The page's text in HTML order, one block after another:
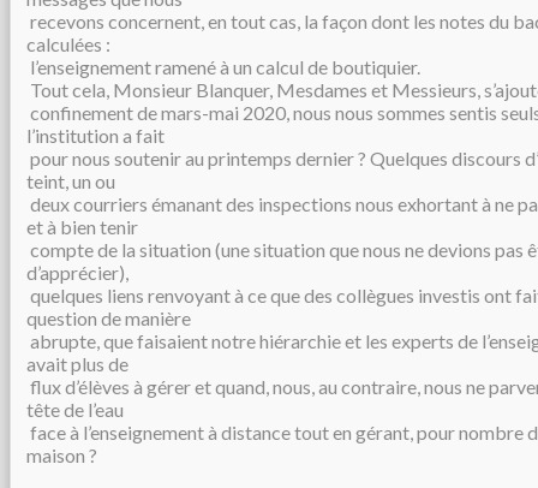
recevons concernent, en tout cas, la façon dont les notes du
calculées :
l’enseignement ramené à un calcul de boutiquier.
Tout cela, Monsieur Blanquer, Mesdames et Messieurs,
confinement de mars-mai 2020, nous nous sommes sentis
l’institution a fait
pour nous soutenir au printemps dernier ? Quelques discours
teint, un ou
deux courriers émanant des inspections nous exhortant à ne
et à bien tenir
compte de la situation (une situation que nous ne devions pas
d’apprécier),
quelques liens renvoyant à ce que des collègues investis ont
question de manière
abrupte, que faisaient notre hiérarchie et les experts de
avait plus de
flux d’élèves à gérer et quand, nous, au contraire, nous ne
tête de l’eau
face à l’enseignement à distance tout en gérant, pour nombre
maison ?